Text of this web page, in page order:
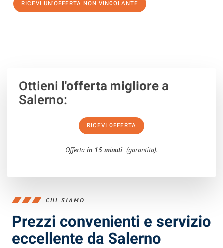
RICEVI UN'OFFERTA NON VINCOLANTE
Ottieni l'offerta migliorea
Salerno:
RICEVI OFFERTA
Offerta in 15 minuti (garantita).
CHI SIAMO
Prezzi convenienti e servizio
eccellente da Salerno